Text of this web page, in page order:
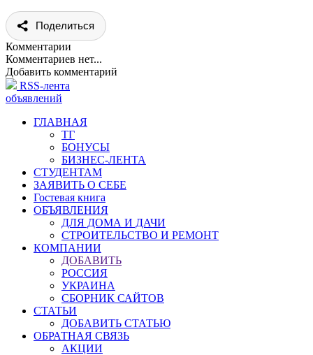
Поделиться
Комментарии
Комментариев нет...
Добавить комментарий
RSS-лента
объявлений
ГЛАВНАЯ
ТГ
БОНУСЫ
БИЗНЕС-ЛЕНТА
СТУДЕНТАМ
ЗАЯВИТЬ О СЕБЕ
Гостевая книга
ОБЪЯВЛЕНИЯ
ДЛЯ ДОМА И ДАЧИ
СТРОИТЕЛЬСТВО И РЕМОНТ
КОМПАНИИ
ДОБАВИТЬ
РОССИЯ
УКРАИНА
СБОРНИК САЙТОВ
СТАТЬИ
ДОБАВИТЬ СТАТЬЮ
ОБРАТНАЯ СВЯЗЬ
АКЦИИ